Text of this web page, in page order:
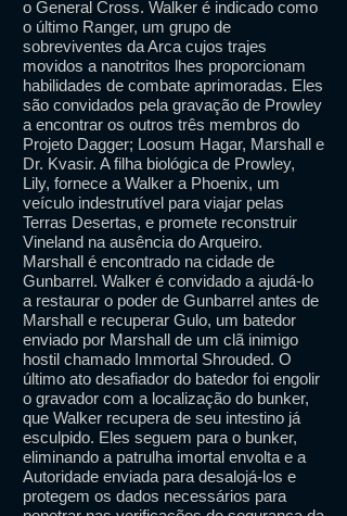
o General Cross. Walker é indicado como
o último Ranger, um grupo de
sobreviventes da Arca cujos trajes
movidos a nanotritos lhes proporcionam
habilidades de combate aprimoradas. Eles
são convidados pela gravação de Prowley
a encontrar os outros três membros do
Projeto Dagger; Loosum Hagar, Marshall e
Dr. Kvasir. A filha biológica de Prowley,
Lily, fornece a Walker a Phoenix, um
veículo indestrutível para viajar pelas
Terras Desertas, e promete reconstruir
Vineland na ausência do Arqueiro.
Marshall é encontrado na cidade de
Gunbarrel. Walker é convidado a ajudá-lo
a restaurar o poder de Gunbarrel antes de
Marshall e recuperar Gulo, um batedor
enviado por Marshall de um clã inimigo
hostil chamado Immortal Shrouded. O
último ato desafiador do batedor foi engolir
o gravador com a localização do bunker,
que Walker recupera de seu intestino já
esculpido. Eles seguem para o bunker,
eliminando a patrulha imortal envolta e a
Autoridade enviada para desalojá-los e
protegem os dados necessários para